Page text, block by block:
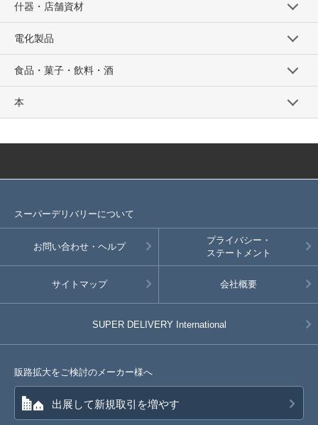
什器・店舗資材
電化製品
食品・菓子・飲料・酒
本
スーパーデリバリーについて
お問い合わせ・ヘルプ
プライバシー・
ステートメント
サイトマップ 会社概要
SUPER DELIVERY International
販路拡大をご検討のメーカー様へ
出展して新規取引を増やす